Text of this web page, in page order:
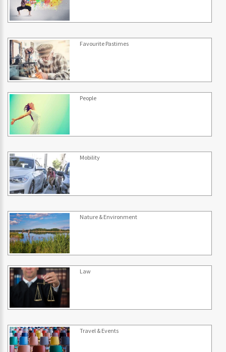
Favourite Pastimes
People
Mobility
Nature & Environment
Law
Travel & Events